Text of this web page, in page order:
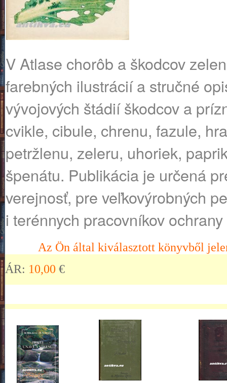
V Atlase chorôb a škodcov
farebných ilustrácií a stručné
vývojových štádií škodcov a
cvikle, cibule, chrenu, fazule,
petržlenu, zeleru, uhoriek,
špenátu. Publikácia je určená
verejnosť, pre veľkovýrobných
i terénnych pracovníkov
Az Ön által kiválasztott könyvből
ÁR: 10,00 €